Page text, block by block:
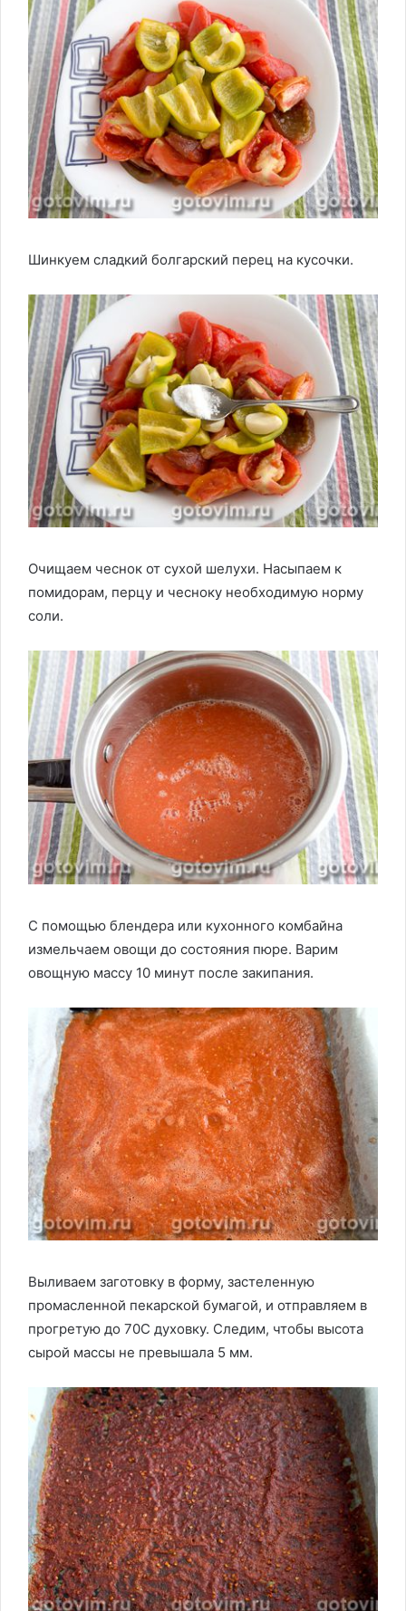
Шинкуем сладкий болгарский перец на кусочки.
Очищаем чеснок от сухой шелухи. Насыпаем к
помидорам, перцу и чесноку необходимую норму
соли.
С помощью блендера или кухонного комбайна
измельчаем овощи до состояния пюре. Варим
овощную массу 10 минут после закипания.
Выливаем заготовку в форму, застеленную
промасленной пекарской бумагой, и отправляем в
прогретую до 70С духовку. Следим, чтобы высота
сырой массы не превышала 5 мм.